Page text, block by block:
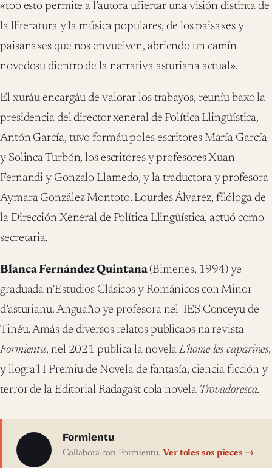
«too esto permite a l’autora ufiertar una visión distinta de
la lliteratura y la música populares, de los paisaxes y
paisanaxes que nos envuelven, abriendo un camín
novedosu dientro de la narrativa asturiana actual».
El xuráu encargáu de valorar los trabayos, reuníu baxo la
presidencia del director xeneral de Política Llingüística,
Antón García, tuvo formáu poles escritores María García
y Solinca Turbón, los escritores y profesores Xuan
Fernandi y Gonzalo Llamedo, y la traductora y profesora
Aymara González Montoto. Lourdes Álvarez, filóloga de
la Dirección Xeneral de Política Llingüística, actuó como
secretaria.
Blanca Fernández Quintana(Bimenes, 1994) ye
graduada n’Estudios Clásicos y Románicos con Minor
d’asturianu. Anguaño ye profesora nel IES Conceyu de
Tinéu. Amás de diversos relatos publicaos na revista
Formientu, nel 2021 publica la novelaL’home les caparines,
y llogra’l I Premiu de Novela de fantasía, ciencia ficción y
terror de la Editorial Radagast cola novela Trovadoresca.
Sobre l'autor
Formientu
Collabora con Formientu.Ver toles sos pieces →